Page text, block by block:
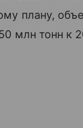
плану,
млн тонн к